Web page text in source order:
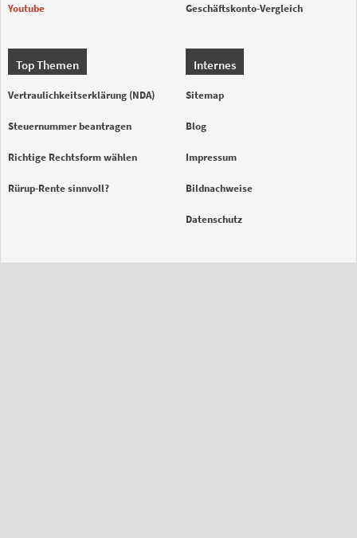
Youtube Geschäftskonto-Vergleich
Top Themen
Vertraulichkeitserklärung (NDA)
Steuernummer beantragen
Richtige Rechtsform wählen
Rürup-Rente sinnvoll?
Internes
Sitemap
Blog
Impressum
Bildnachweise
Datenschutz